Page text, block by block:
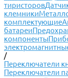
тиристоров
клемники
комплектующие
батареи
компоненты
/
Переключатели
Переключатели